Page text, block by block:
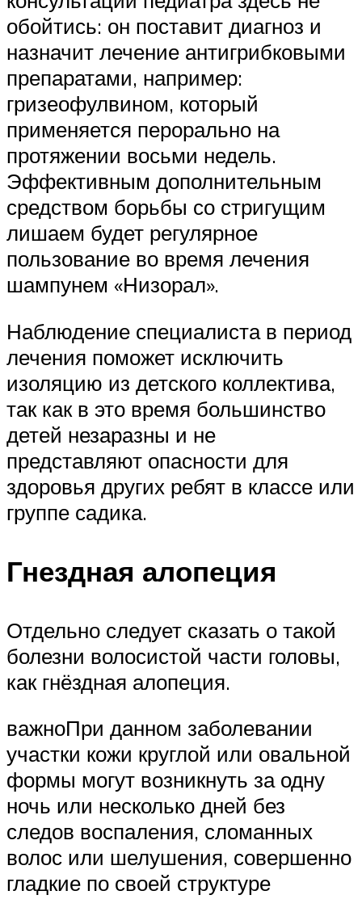
обойтись: он поставит диагноз и
назначит лечение антигрибковыми
препаратами, например:
гризеофулвином, который
применяется перорально на
протяжении восьми недель.
Эффективным дополнительным
средством борьбы со стригущим
лишаем будет регулярное
пользование во время лечения
шампунем «Низорал».
Наблюдение специалиста в период
лечения поможет исключить
изоляцию из детского коллектива,
так как в это время большинство
детей незаразны и не
представляют опасности для
здоровья других ребят в классе или
группе садика.
Гнездная алопеция
Отдельно следует сказать о такой
болезни волосистой части головы,
как гнёздная алопеция.
важноПри данном заболевании
участки кожи круглой или овальной
формы могут возникнуть за одну
ночь или несколько дней без
следов воспаления, сломанных
волос или шелушения, совершенно
гладкие по своей структуре